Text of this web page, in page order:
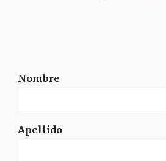
Nombre
Apellido